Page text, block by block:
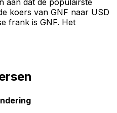
koers van GNF naar USD
frank is GNF. Het